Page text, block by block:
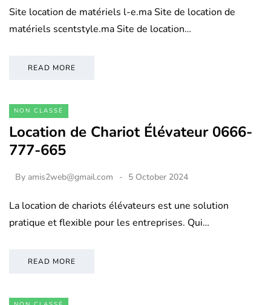
Site location de matériels l-e.ma Site de location de
matériels scentstyle.ma Site de location…
READ MORE
NON CLASSÉ
Location de Chariot Élévateur 0666-
777-665
By amis2web@gmail.com 5 October 2024
La location de chariots élévateurs est une solution
pratique et flexible pour les entreprises. Qui…
READ MORE